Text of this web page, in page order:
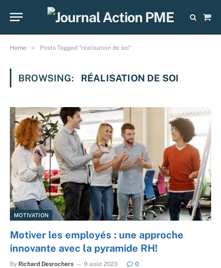
Cart
Home » Posts Tagged "réalisation de soi"
BROWSING: RÉALISATION DE SOI
MOTIVATION
Motiver les employés : une approche
innovante avec la pyramide RH!
By Richard Desrochers 9 août 2023 0